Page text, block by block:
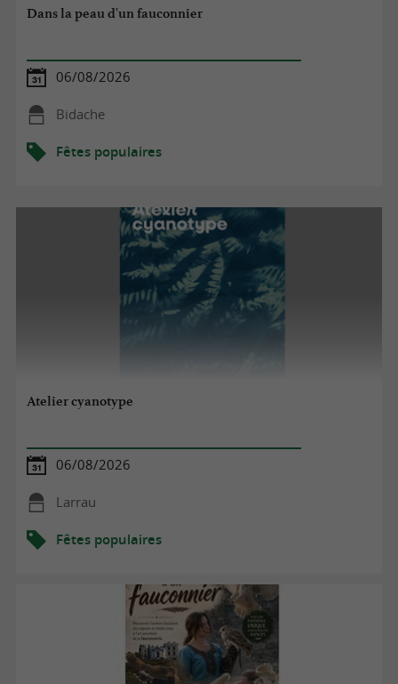
Dans la peau d'un fauconnier
06/08/2026
Bidache
Fêtes populaires
Atelier cyanotype
06/08/2026
Larrau
Fêtes populaires